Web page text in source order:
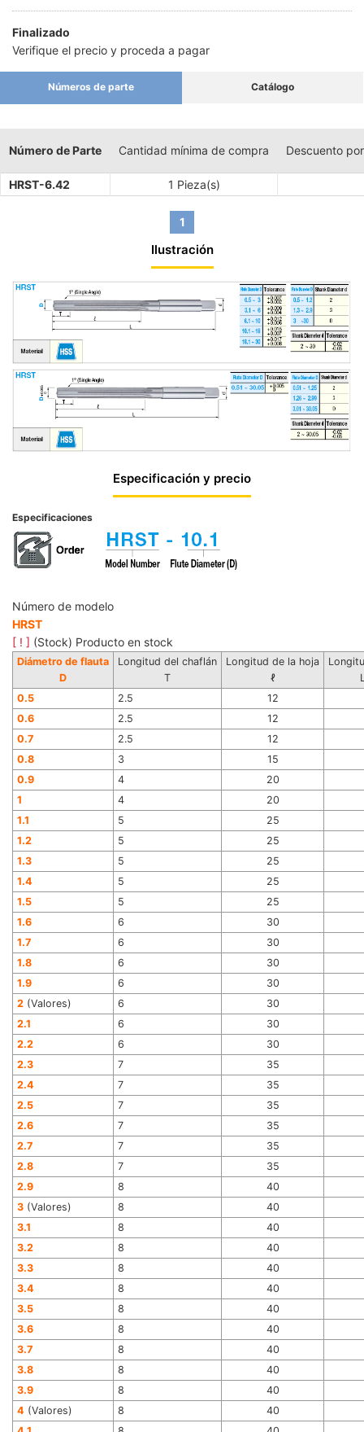
Finalizado
Verifique el precio y proceda a pagar
Números de parte Catálogo
Número de Parte Cantidad mínima de compra Descuento
HRST-6.42 1 Pieza(s)
1
Ilustración
Especificación y precio
Especificaciones
Número de modelo
HRST
[ ! ] (Stock) Producto en stock
Diámetro de flauta
D
Longitud del chaflán
T
Longitud de la hoja
ℓ
0.5
2.5
12
0.6
2.5
12
0.7
2.5
12
0.8
3
15
0.9
4
20
1
4
20
1.1
5
25
1.2
5
25
1.3
5
25
1.4
5
25
1.5
5
25
1.6
6
30
1.7
6
30
1.8
6
30
1.9
6
30
2 (Valores) 6
30
2.1
6
30
2.2
6
30
2.3
7
35
2.4
7
35
2.5
7
35
2.6
7
35
2.7
7
35
2.8
7
35
2.9
8
40
3 (Valores) 8
40
3.1
8
40
3.2
8
40
3.3
8
40
3.4
8
40
3.5
8
40
3.6
8
40
3.7
8
40
3.8
8
40
3.9
8
40
4 (Valores) 8
40